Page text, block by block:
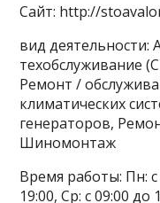
Сайт: http://
вид деятельности:
техобслуживание
Ремонт /
климатических
генераторов,
Шиномонтаж
Время работы: Пн: с
19:00, Ср: с 09:00 до